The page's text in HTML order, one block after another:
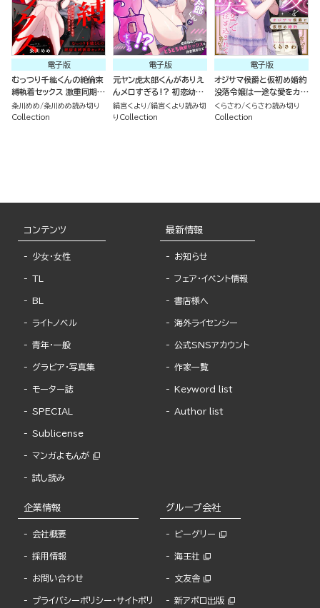
電子版
むっつり千紘くんの絶倫束
縛執着セックス 激重同期の
クソデカ愛でハメ堕とされ
ました（単話版）
粂川めめ 粂川めめ読み切り
Collection
電子版
元ヤン虎太郎くんがありえ
んメロすぎる!? 初恋幼な
じみのとろとろ執愛セック
スで抱き潰されて（単話版）
絹宮くより
絹宮くより読み切
りCollection
電子版
オジサマ侯爵と仮初め婚約
没落令嬢は一途な愛をカラ
ダの奥まで注ぎ込まれて
（単話版）
くらさわ
くらさわ読み切り
Collection
コンテンツ
少女・女性
TL
BL
ライトノベル
青年・一般
グラビア・写真集
モーター誌
SPECIAL
Sublicense
マンガよもんが
試し読み
最新情報
お知らせ
フェア・イベント情報
書店様へ
海外ライセンシー
公式SNSアカウント
作家一覧
Keyword list
Author list
企業情報
会社概要
採用情報
お問い合わせ
プライバシーポリシー・サイトポリ
グループ会社
ビーグリー
海王社
文友舎
新アポロ出版